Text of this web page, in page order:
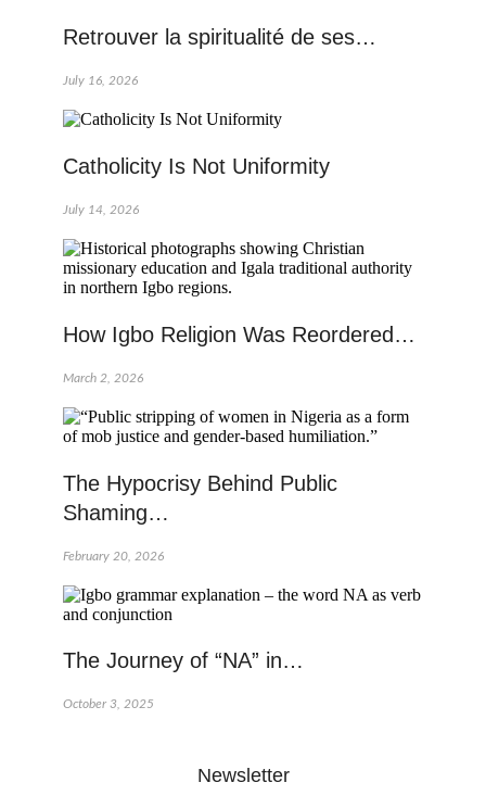
Retrouver la spiritualité de ses…
July 16, 2026
Catholicity Is Not Uniformity
July 14, 2026
How Igbo Religion Was Reordered…
March 2, 2026
The Hypocrisy Behind Public
Shaming…
February 20, 2026
The Journey of “NA” in…
October 3, 2025
Newsletter